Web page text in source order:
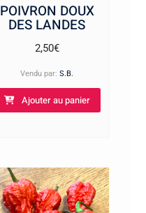
POIVRON DOUX
DES LANDES
2,50€
Vendu par:S.B.
Ajouter au panier